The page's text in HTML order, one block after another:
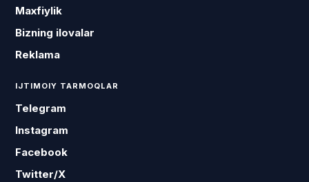
Maxfiylik
Bizning ilovalar
Reklama
IJTIMOIY TARMOQLAR
Telegram
Instagram
Facebook
Twitter/X